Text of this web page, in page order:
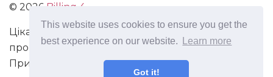
This website uses cookies to ensure you get the
best experience on our website.
Learn more
Got it!
© 2026 Billing 4
Цікаві та захоплюючі факти з усього світу. Статті
про виживання в непередбачених ситуаціях.
Пригоди, маршрути і спосіб життя сучасного